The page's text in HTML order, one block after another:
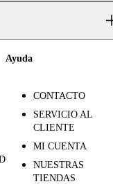
Ayuda
CONTACTO
SERVICIO AL
CLIENTE
MI CUENTA
NUESTRAS
TIENDAS